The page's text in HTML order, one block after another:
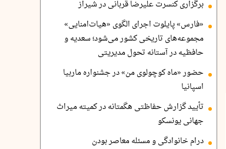
برگزاری کنسرت علیرضا قربانی در شیراز
«فارس» پایلوت اجرای الگوی «هیات‌امنایی»
مجموعه‌های تاریخی کشور می‌شود؛ سعدیه و
حافظیه در آستانه تحول مدیریتی
حضور «ماه کوچولوی من» در جشنواره ماربیا
اسپانیا
تأیید گزارش حفاظتی هگمتانه در کمیته میراث
جهانی یونسکو
درام خانوادگی و مسئله معاصر بودن